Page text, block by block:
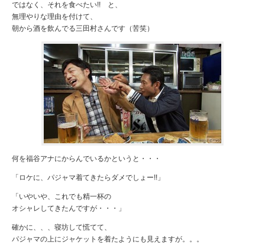
ではなく、それを食べたい!! と、
無理やりな理由を付けて、
朝から酒を飲んでる三田村さんです（苦笑）
何を福谷アナにからんでいるかというと・・・
「ロケに、パジャマ着てきたらダメでしょー!!」
「いやいや、これでも精一杯の
オシャレしてきたんですが・・・」
確かに、、、寝坊して慌てて、
パジャマの上にジャケットを着たようにも見えますが。。。